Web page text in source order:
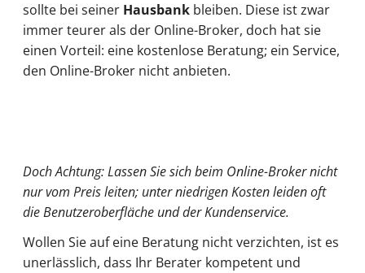
sollte bei seiner Hausbank bleiben. Diese ist zwar
immer teurer als der Online-Broker, doch hat sie
einen Vorteil: eine kostenlose Beratung; ein Service,
den Online-Broker nicht anbieten.
Doch Achtung: Lassen Sie sich beim Online-Broker nicht
nur vom Preis leiten; unter niedrigen Kosten leiden oft
die Benutzeroberfläche und der Kundenservice.
Wollen Sie auf eine Beratung nicht verzichten, ist es
unerlässlich, dass Ihr Berater kompetent und